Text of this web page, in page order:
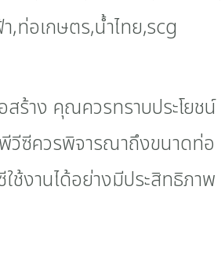
สร้าง คุณควรทราบประโยชน์
วีซีควรพิจารณาถึงขนาดท่อ
ช้งานได้อย่างมีประสิทธิภาพ